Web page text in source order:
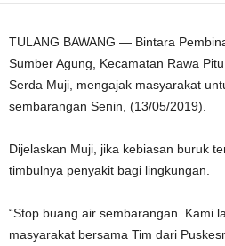
TULANG BAWANG — Bintara
Sumber Agung, Kecamatan Rawa
Serda Muji, mengajak masyarakat
sembarangan Senin, (13/05/2019).
Dijelaskan Muji, jika kebiasan buruk
timbulnya penyakit bagi lingkungan.
“Stop buang air sembarangan. Kami
masyarakat bersama Tim dari